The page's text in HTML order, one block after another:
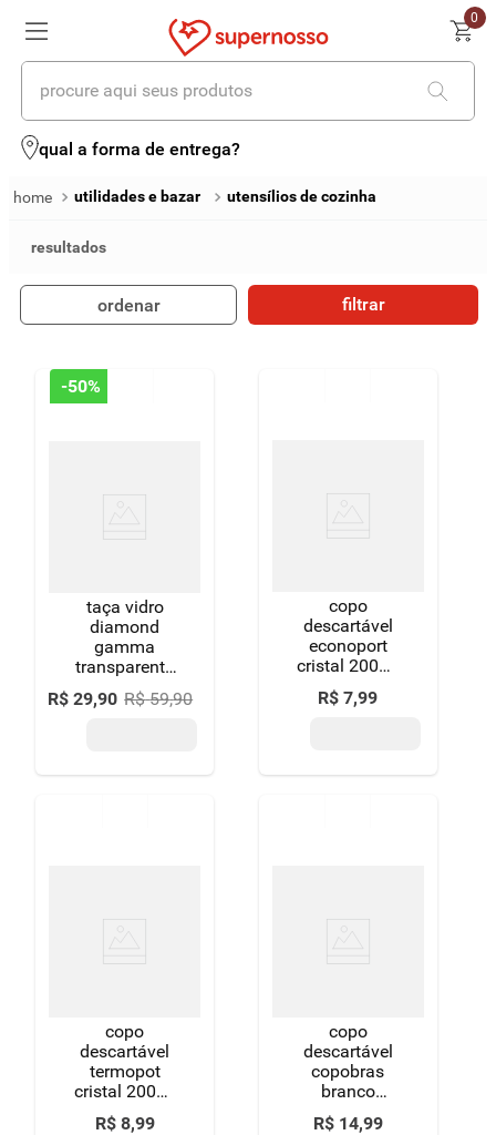
0
procure aqui seus produtos
qual a forma de entrega?
utilidades e bazar utensílios de cozinha
ordenar filtrar
-50%
taça vidro
diamond
gamma
transparente
340ml 6
unidades
R$ 29,90 R$ 59,90
copo
descartável
econoport
cristal 200ml
100 unidades
R$ 7,99
copo
descartável
termopot
cristal 200ml
100un
R$ 8,99
copo
descartável
copobras
branco
100unidade x
R$ 14,99
termos mais buscados
4º iogurte
5º queijo
chocolate